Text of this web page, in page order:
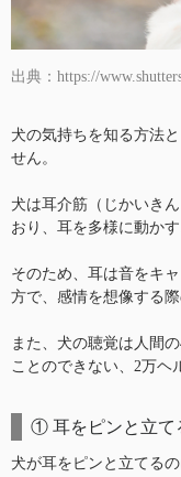
出典：https://
犬の気持ちを知る方法
せん。
犬は耳介筋（じかいき
おり、耳を多様に動かす
そのため、耳は音をキ
方で、感情を想像する
また、犬の聴覚は人間
ことのできない、2万ヘ
① 耳をピンと立て
犬が耳をピンと立てる